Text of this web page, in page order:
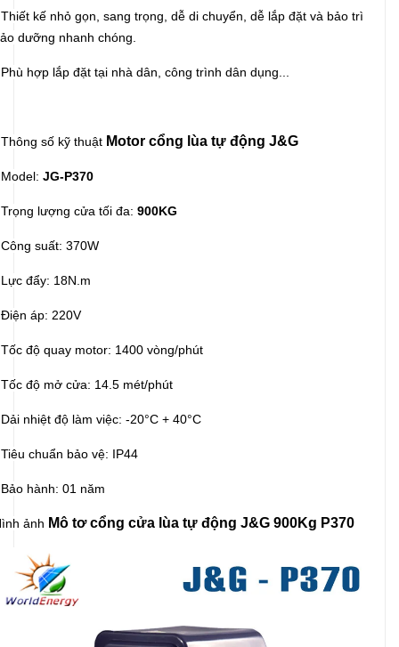
kế nhỏ gọn, sang trọng, dễ di chuyển, dễ lắp đặt và bảo trì
dưỡng nhanh chóng.
hợp lắp đặt tại nhà dân, công trình dân dụng...
số kỹ thuật Motor cổng lùa tự động J&G
JG-P370
lượng cửa tối đa: 900KG
suất: 370W
đẩy: 18N.m
áp: 220V
độ quay motor: 1400 vòng/phút
độ mở cửa: 14.5 mét/phút
nhiệt độ làm việc: -20°C + 40°C
chuẩn bảo vệ: IP44
hành: 01 năm
ảnh Mô tơ cổng cửa lùa tự động J&G 900Kg P370